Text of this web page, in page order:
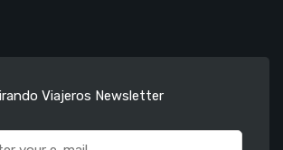
Viajeros Newsletter